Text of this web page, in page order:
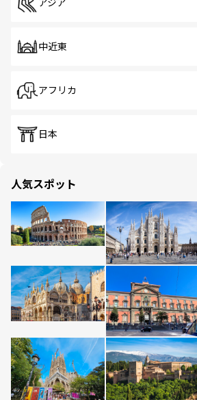
アジア
中近東
アフリカ
日本
人気スポット